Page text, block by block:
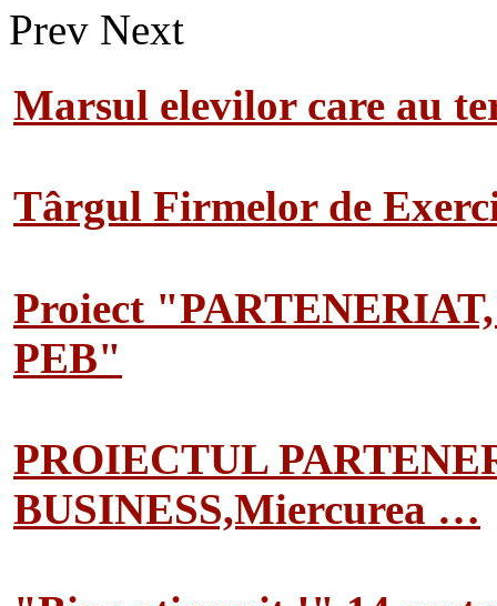
Prev Next
Marsul elevilor care au
Târgul Firmelor de
Proiect
PEB"
PROIECTUL
BUSINESS,Miercurea …